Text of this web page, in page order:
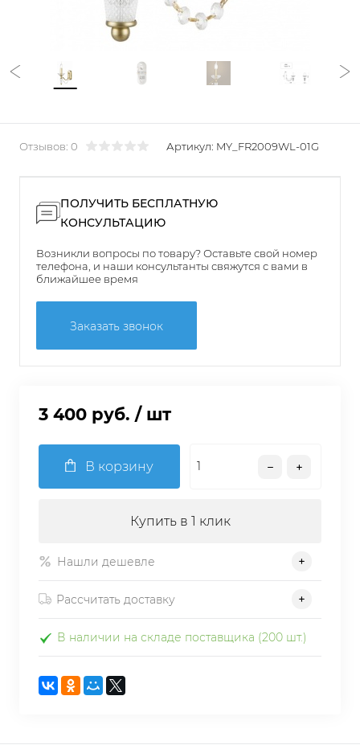
Отзывов: 0 Артикул: MY_FR2009WL-01G
ПОЛУЧИТЬ БЕСПЛАТНУЮ
КОНСУЛЬТАЦИЮ
Возникли вопросы по товару? Оставьте свой номер
телефона, и наши консультанты свяжутся с вами в
ближайшее время
Заказать звонок
3 400 руб. / шт
В корзину
Купить в 1 клик
Нашли дешевле
Рассчитать доставку
В наличии на складе поставщика (200 шт.)